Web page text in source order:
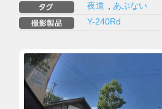
夜道 , あぶない
Y-240Rd